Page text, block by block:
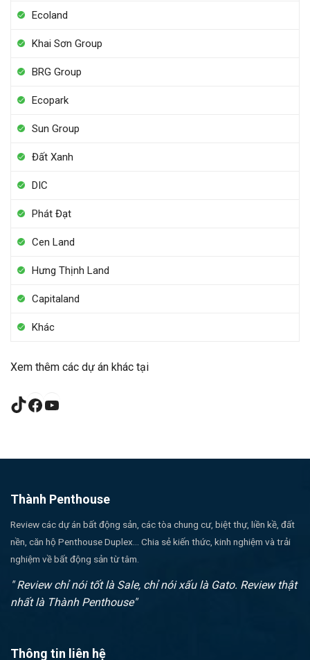
Ecoland
Khai Sơn Group
BRG Group
Ecopark
Sun Group
Đất Xanh
DIC
Phát Đạt
Cen Land
Hưng Thịnh Land
Capitaland
Khác
Xem thêm các dự án khác tại
TikTok
Facebook
Thành Penthouse
Review các dự án bất động sản, các tòa chung cư, biệt thự, liền kề, đất
nền, căn hộ Penthouse Duplex... Chia sẻ kiến thức, kinh nghiệm và trải
nghiệm về bất động sản từ tâm.
" Review chỉ nói tốt là Sale, chỉ nói xấu là Gato. Review thật
nhất là Thành Penthouse"
Thông tin liên hệ